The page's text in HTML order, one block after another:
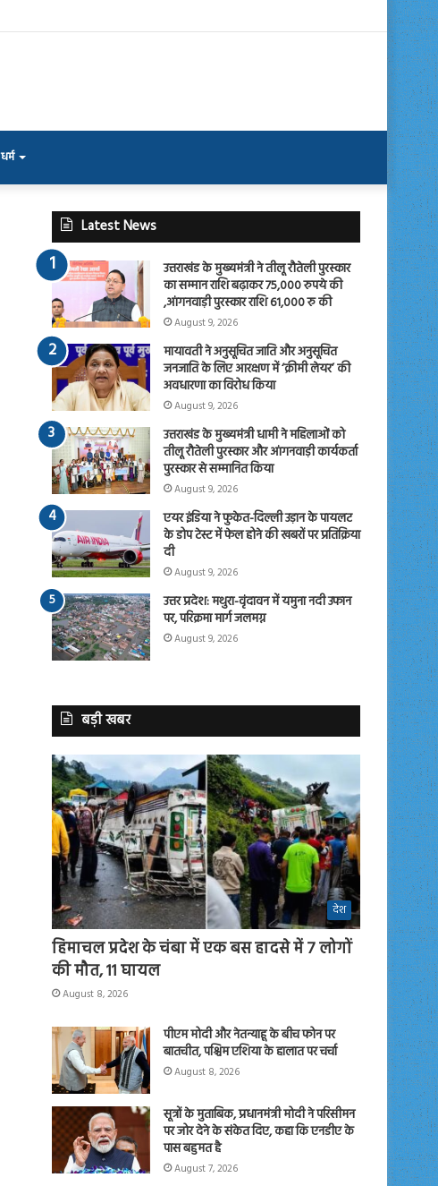
धर्म
Latest News
उत्तराखंड के मुख्यमंत्री ने तीलू रौतेली पुरस्कार
का सम्मान राशि बढ़ाकर 75,000 रुपये की
,आंगनवाड़ी पुरस्कार राशि 61,000 रु की
August 9, 2026
मायावती ने अनुसूचित जाति और अनुसूचित
जनजाति के लिए आरक्षण में ‘क्रीमी लेयर’ की
अवधारणा का विरोध किया
August 9, 2026
उत्तराखंड के मुख्यमंत्री धामी ने महिलाओं को
तीलू रौतेली पुरस्कार और आंगनवाड़ी कार्यकर्ता
पुरस्कार से सम्मानित किया
August 9, 2026
एयर इंडिया ने फुकेत-दिल्ली उड़ान के पायलट
के डोप टेस्ट में फेल होने की खबरों पर प्रतिक्रिया
दी
August 9, 2026
उत्तर प्रदेश: मथुरा-वृंदावन में यमुना नदी उफान
पर, परिक्रमा मार्ग जलमग्न
August 9, 2026
बड़ी खबर
देश
हिमाचल प्रदेश के चंबा में एक बस हादसे में 7 लोगों
की मौत, 11 घायल
August 8, 2026
पीएम मोदी और नेतन्याहू के बीच फोन पर
बातचीत, पश्चिम एशिया के हालात पर चर्चा
August 8, 2026
सूत्रों के मुताबिक, प्रधानमंत्री मोदी ने परिसीमन
पर जोर देने के संकेत दिए, कहा कि एनडीए के
पास बहुमत है
August 7, 2026